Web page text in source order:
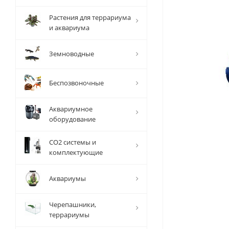
Растения для террариума
и аквариума
Земноводные
Беспозвоночные
Аквариумное
оборудование
СО2 системы и
комплектующие
Аквариумы
Черепашники,
террариумы